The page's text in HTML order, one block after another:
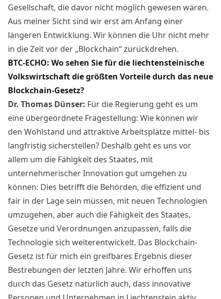
Gesellschaft, die davor nicht möglich gewesen wären.
Aus meiner Sicht sind wir erst am Anfang einer
längeren Entwicklung. Wir können die Uhr nicht mehr
in die Zeit vor der „Blockchain“ zurückdrehen.
BTC-ECHO: Wo sehen Sie für die liechtensteinische
Volkswirtschaft die größten Vorteile durch das neue
Blockchain-Gesetz?
Dr. Thomas Dünser: Für die Regierung geht es um
eine übergeordnete Fragestellung: Wie können wir
den Wohlstand und attraktive Arbeitsplätze mittel- bis
langfristig sicherstellen? Deshalb geht es uns vor
allem um die Fähigkeit des Staates, mit
unternehmerischer Innovation gut umgehen zu
können: Dies betrifft die Behörden, die effizient und
fair in der Lage sein müssen, mit neuen Technologien
umzugehen, aber auch die Fähigkeit des Staates,
Gesetze und Verordnungen anzupassen, falls die
Technologie sich weiterentwickelt. Das Blockchain-
Gesetz ist für mich ein greifbares Ergebnis dieser
Bestrebungen der letzten Jahre. Wir erhoffen uns
durch das Gesetz natürlich auch, dass innovative